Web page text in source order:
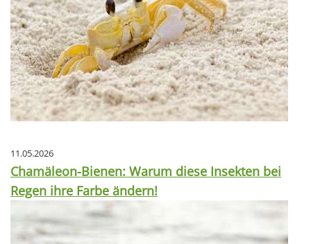
11.05.2026
Chamäleon-Bienen: Warum diese Insekten bei
Regen ihre Farbe ändern!